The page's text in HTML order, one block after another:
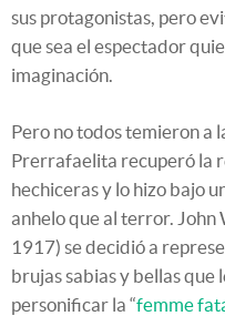
sus protagonistas, pero
que sea el espectador
imaginación.
Pero no todos temieron a
Prerrafaelita recuperó la
hechiceras y lo hizo bajo
anhelo que al terror.
1917) se decidió a
brujas sabias y bellas que
personificar la “femme